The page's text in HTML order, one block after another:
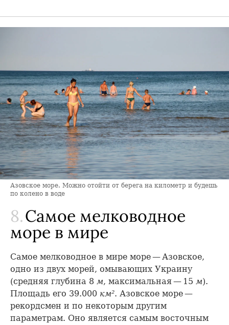
Азовское море. Можно отойти от берега на километр и будешь
по колено в воде
8.Самое мелководное
море в мире
Самое мелководное в мире море — Азовское,
одно из двух морей, омывающих Украину
(средняя глубина 8 м, максимальная — 15 м).
Площадь его 39.000 км². Азовское море —
рекордсмен и по некоторым другим
параметрам. Оно является самым восточным